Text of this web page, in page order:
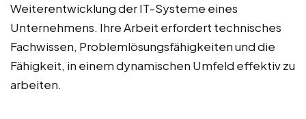
Weiterentwicklung der IT-Systeme eines
Unternehmens. Ihre Arbeit erfordert technisches
Fachwissen, Problemlösungsfähigkeiten und die
Fähigkeit, in einem dynamischen Umfeld effektiv zu
arbeiten.